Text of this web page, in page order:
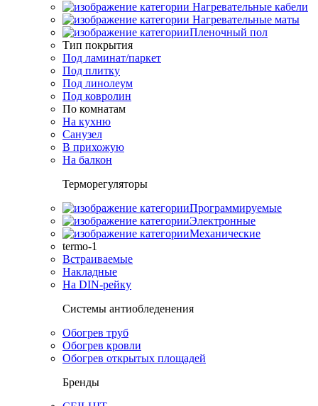
Нагревательные кабели
Нагревательные маты
Пленочный пол
Тип покрытия
Под ламинат/паркет
Под плитку
Под линолеум
Под ковролин
По комнатам
На кухню
Санузел
В прихожую
На балкон
Терморегуляторы
Программируемые
Электронные
Механические
termo-1
Встраиваемые
Накладные
На DIN-рейку
Системы антиобледенения
Обогрев труб
Обогрев кровли
Обогрев открытых площадей
Бренды